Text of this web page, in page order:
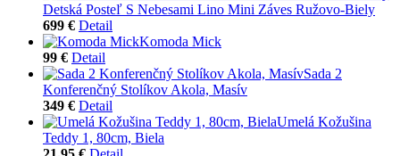
Detská Posteľ S Nebesami Lino Mini Záves Ružovo-Biely
699 € Detail
Komoda Mick
99 € Detail
Sada 2
Konferenčný Stolíkov Akola, Masív
349 € Detail
Umelá Kožušina
Teddy 1, 80cm, Biela